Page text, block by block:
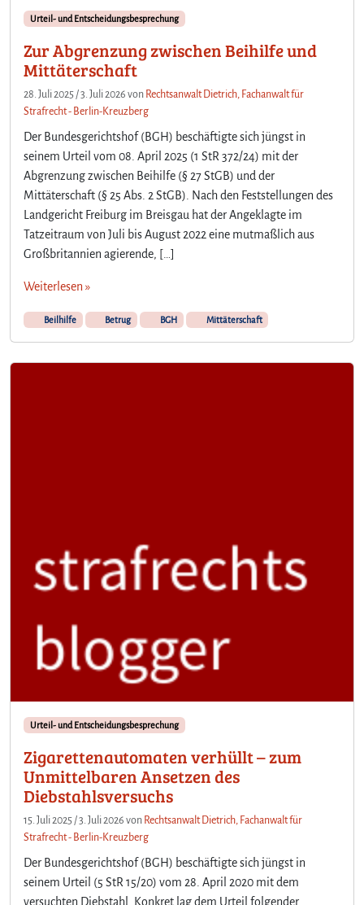
Urteil- und Entscheidungsbesprechung
Zur Abgrenzung zwischen Beihilfe und
Mittäterschaft
28. Juli 2025 /3. Juli 2026 von Rechtsanwalt Dietrich, Fachanwalt für
Strafrecht - Berlin-Kreuzberg
Der Bundesgerichtshof (BGH) beschäftigte sich jüngst in
seinem Urteil vom 08. April 2025 (1 StR 372/24) mit der
Abgrenzung zwischen Beihilfe (§ 27 StGB) und der
Mittäterschaft (§ 25 Abs. 2 StGB). Nach den Feststellungen des
Landgericht Freiburg im Breisgau hat der Angeklagte im
Tatzeitraum von Juli bis August 2022 eine mutmaßlich aus
Großbritannien agierende, […]
Weiterlesen »
Beilhilfe Betrug BGH Mittäterschaft
Urteil- und Entscheidungsbesprechung
Zigarettenautomaten verhüllt – zum
Unmittelbaren Ansetzen des
Diebstahlsversuchs
15. Juli 2025 /3. Juli 2026 von Rechtsanwalt Dietrich, Fachanwalt für
Strafrecht - Berlin-Kreuzberg
Der Bundesgerichtshof (BGH) beschäftigte sich jüngst in
seinem Urteil (5 StR 15/20) vom 28. April 2020 mit dem
versuchten Diebstahl. Konkret lag dem Urteil folgender